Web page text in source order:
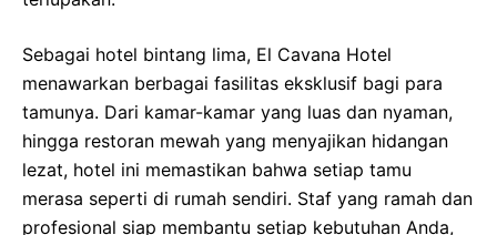
Sebagai hotel bintang lima, El Cavana Hotel
menawarkan berbagai fasilitas eksklusif bagi para
tamunya. Dari kamar-kamar yang luas dan nyaman,
hingga restoran mewah yang menyajikan hidangan
lezat, hotel ini memastikan bahwa setiap tamu
merasa seperti di rumah sendiri. Staf yang ramah dan
profesional siap membantu setiap kebutuhan Anda,